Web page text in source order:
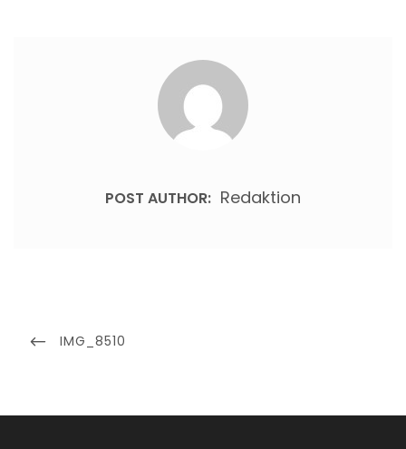
POST AUTHOR: Redaktion
PREVIOUS
IMG_8510